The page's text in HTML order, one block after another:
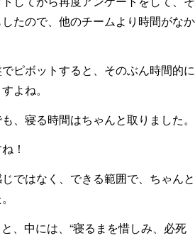
たので、他のチームより時間がなか
ピボットすると、そのぶん時間的に
よね。
、寝る時間はちゃんと取りました。
！
ではなく、できる範囲で、ちゃんと
、中には、“寝るまを惜しみ、必死